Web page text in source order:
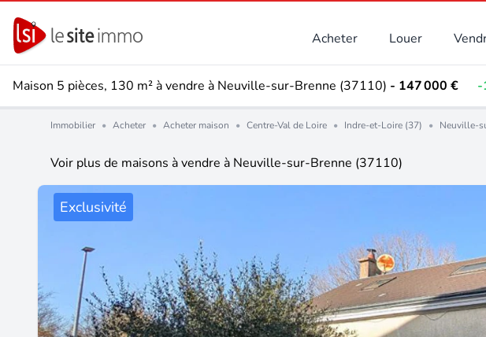
Acheter Louer
Maison 5 pièces, 130 m² à vendre à Neuville-sur-Brenne (37110) - 147 000 € -
Immobilier • Acheter • Acheter maison • Centre-Val de Loire • Indre-et-Loire (37) • Neuville-
Voir plus de maisons à vendre à Neuville-sur-Brenne (37110)
Exclusivité